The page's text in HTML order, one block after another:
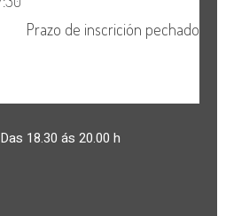
Das 18.30 ás 20.00 h